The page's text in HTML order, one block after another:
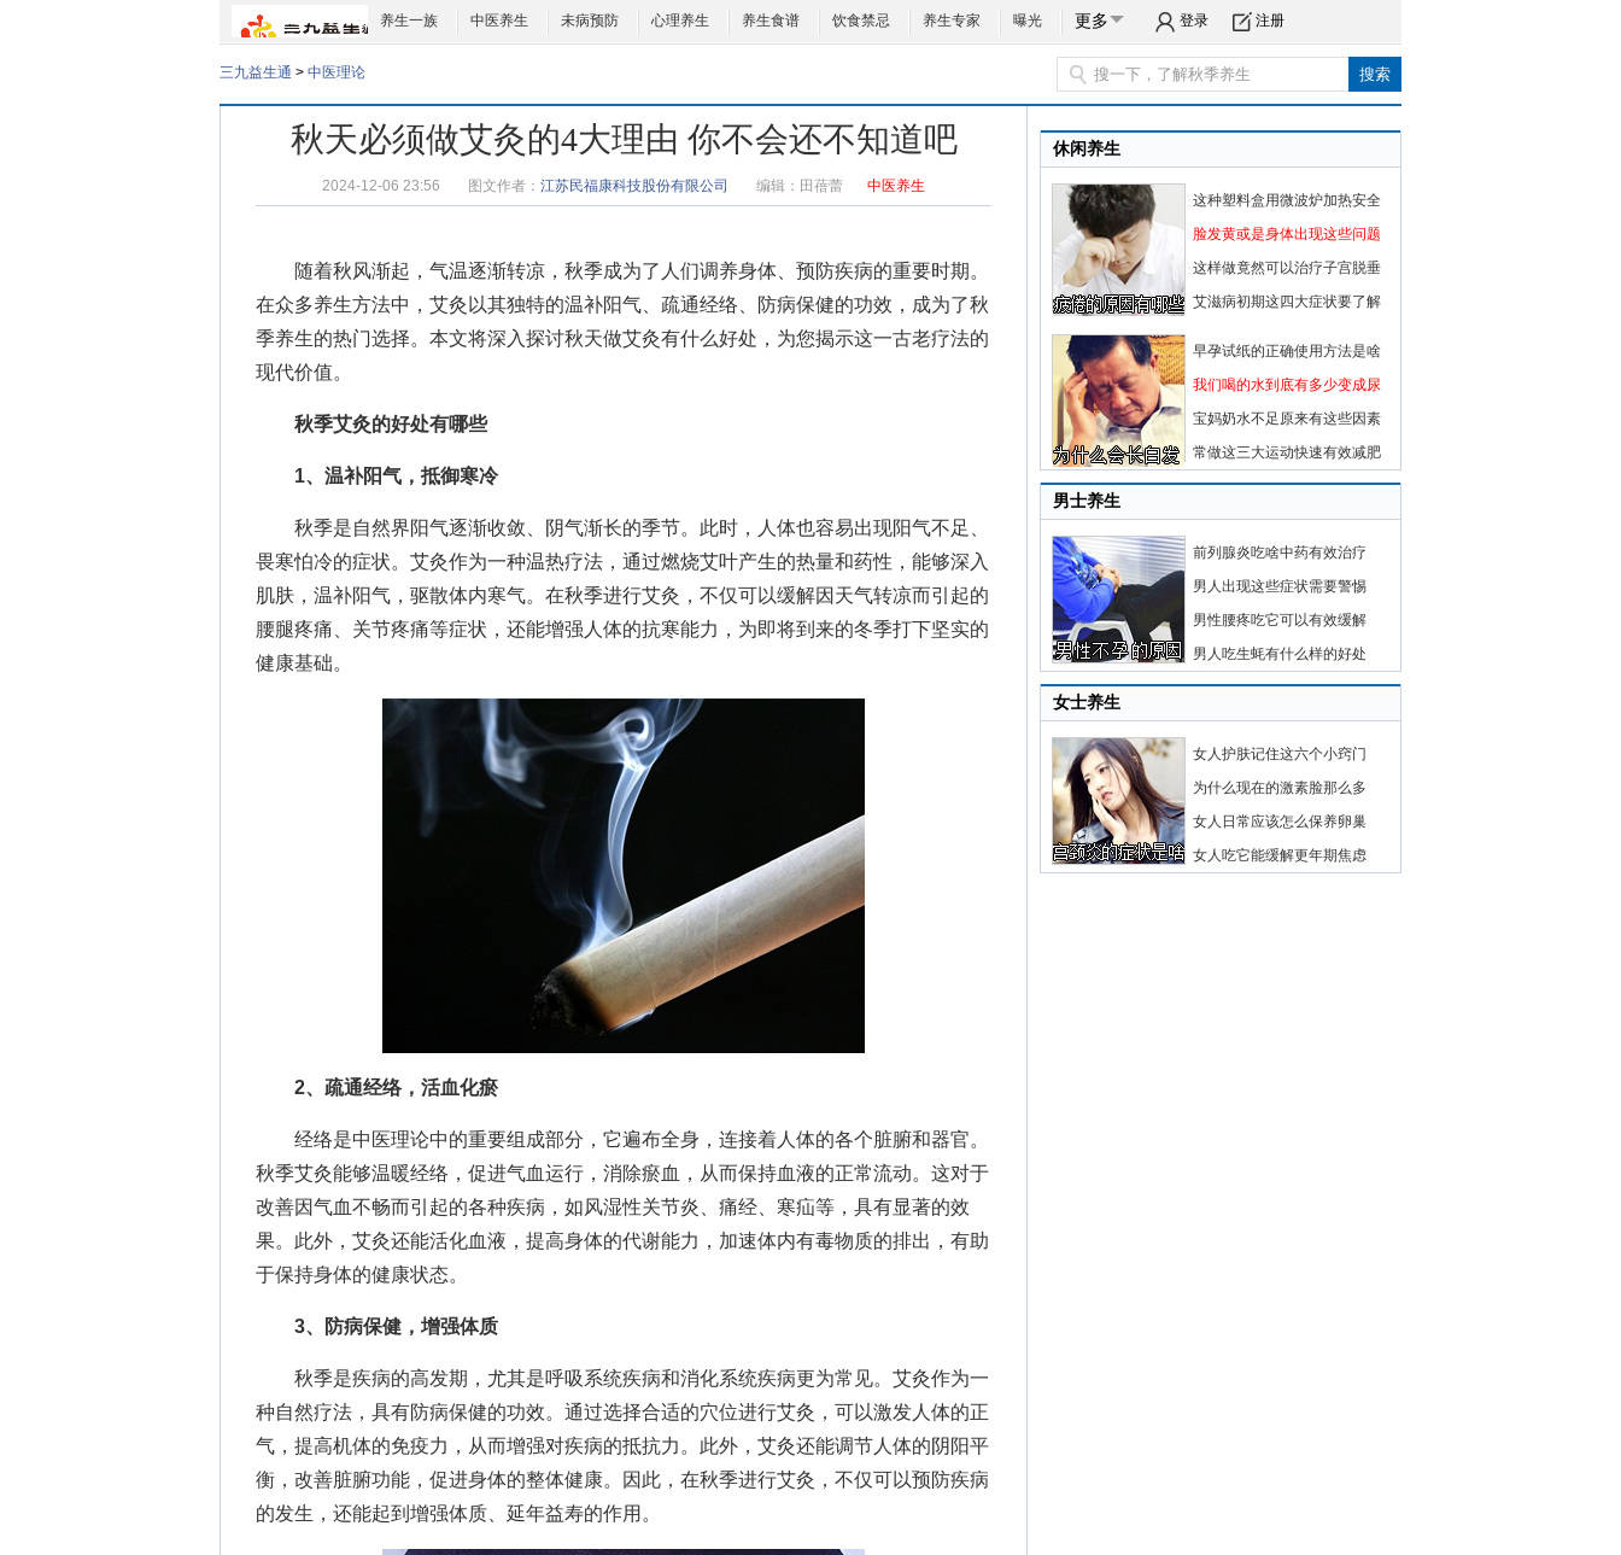
养生一族 中医养生 未病预防 心理养生 养生食谱 饮食禁忌 养生专家 曝光 更多 登录 注册
三九益生通 > 中医理论
秋天必须做艾灸的4大理由 你不会还不知道吧
2024-12-06 23:56 图文作者： 江苏民福康科技股份有限公司 编辑： 田蓓蕾 中医养生
随着秋风渐起，气温逐渐转凉，秋季成为了人们调养身体、预防疾病的重要时期。
在众多养生方法中，艾灸以其独特的温补阳气、疏通经络、防病保健的功效，成为了秋
季养生的热门选择。本文将深入探讨秋天做艾灸有什么好处 ，为您揭示这一古老疗法的
现代价值。
秋季艾灸的好处有哪些
1、温补阳气，抵御寒冷
秋季是自然界阳气逐渐收敛、阴气渐长的季节。此时，人体也容易出现阳气不足、
畏寒怕冷的症状。艾灸作为一种温热疗法，通过燃烧艾叶产生的热量和药性，能够深入
肌肤，温补阳气，驱散体内寒气。在秋季进行艾灸，不仅可以缓解因天气转凉而引起的
腰腿疼痛、关节疼痛等症状，还能增强人体的抗寒能力，为即将到来的冬季打下坚实的
健康基础。
2、疏通经络，活血化瘀
经络是中医理论中的重要组成部分，它遍布全身，连接着人体的各个脏腑和器官。
秋季艾灸能够温暖经络，促进气血运行，消除瘀血，从而保持血液的正常流动。这对于
改善因气血不畅而引起的各种疾病，如风湿性关节炎、痛经、寒疝等，具有显著的效
果。此外，艾灸还能活化血液，提高身体的代谢能力，加速体内有毒物质的排出，有助
于保持身体的健康状态。
3、防病保健，增强体质
秋季是疾病的高发期，尤其是呼吸系统疾病和消化系统疾病更为常见。艾灸作为一
种自然疗法，具有防病保健的功效。通过选择合适的穴位进行艾灸，可以激发人体的正
气，提高机体的免疫力，从而增强对疾病的抵抗力。此外，艾灸还能调节人体的阴阳平
衡，改善脏腑功能，促进身体的整体健康。因此，在秋季进行艾灸，不仅可以预防疾病
的发生，还能起到增强体质、延年益寿的作用。
休闲养生
这种塑料盒用微波炉加热安全
脸发黄或是身体出现这些问题
这样做竟然可以治疗子宫脱垂
艾滋病初期这四大症状要了解
早孕试纸的正确使用方法是啥
我们喝的水到底有多少变成尿
宝妈奶水不足原来有这些因素
常做这三大运动快速有效减肥
男士养生
前列腺炎吃啥中药有效治疗
男人出现这些症状需要警惕
男性腰疼吃它可以有效缓解
男人吃生蚝有什么样的好处
女士养生
女人护肤记住这六个小窍门
为什么现在的激素脸那么多
女人日常应该怎么保养卵巢
女人吃它能缓解更年期焦虑